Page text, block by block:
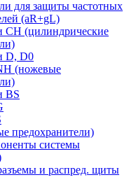
для защиты частотных
(aR+gL)
CH (цилиндрические
D, D0
(ножевые
BS
предохранители)
системы
и распред. щиты